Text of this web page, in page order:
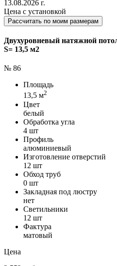
13.08.2026 г.
Цена с установкой
Рассчитать по моим размерам
Двухуровневый натяжной
S= 13,5 м2
№ 86
Площадь
13,5 м2
Цвет
белый
Обработка угла
4 шт
Профиль
алюминиевый
Изготовление отверстий
12 шт
Обход труб
0 шт
Закладная под люстру
нет
Светильники
12 шт
Фактура
матовый
Цена